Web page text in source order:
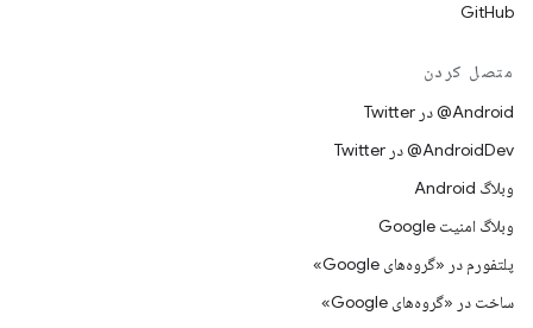
GitHub
متصل کردن
Android@ در Twitter
AndroidDev@ در Twitter
وبلاگ Android
وبلاگ امنیت Google
پلتفورم در «گروه‌های Google»
ساخت در «گروه‌های Google»